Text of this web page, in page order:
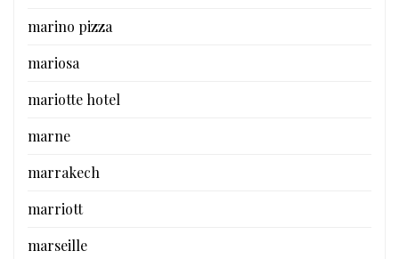
marino pizza
mariosa
mariotte hotel
marne
marrakech
marriott
marseille